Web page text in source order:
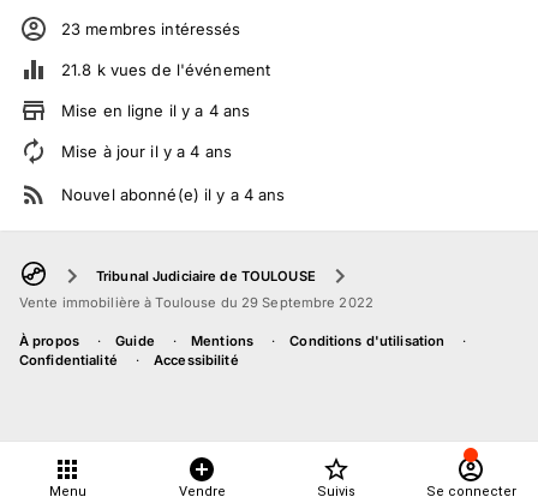
23 membres intéressés
21.8 kvues de l'événement
Mise en ligne il y a 4 ans
Mise à jour il y a4 ans
Nouvel abonné(e) il y a 4 ans
Tribunal Judiciaire de TOULOUSE
Vente immobilière à Toulouse du 29 Septembre 2022
À propos Guide Mentions
Conditions d'utilisation
Confidentialité
Accessibilité
Menu Vendre Suivis Se connecter